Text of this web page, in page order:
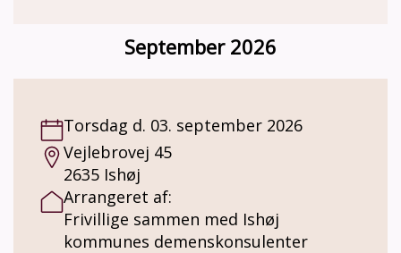
har de fleste gange et oplæg eller musikalsk
underholdning, der ofte indbyder til
September 2026
Torsdag d. 03. september 2026
Vejlebrovej 45
2635 Ishøj
Arrangeret af:
Frivillige sammen med Ishøj
kommunes demenskonsulenter